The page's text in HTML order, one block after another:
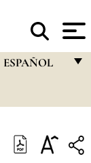
ESPAÑOL
ITALIANO